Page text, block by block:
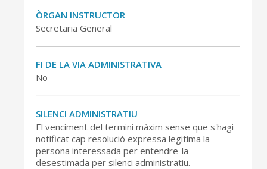
SEU ELECTRÒNICA
ÒRGAN INSTRUCTOR
Secretaria General
FI DE LA VIA ADMINISTRATIVA
No
SILENCI ADMINISTRATIU
El venciment del termini màxim sense que s'hagi
notificat cap resolució expressa legitima la
persona interessada per entendre-la
desestimada per silenci administratiu.